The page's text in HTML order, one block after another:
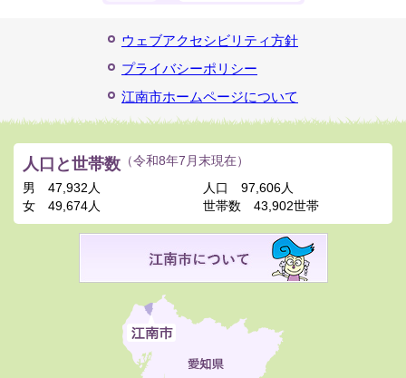
ウェブアクセシビリティ方針
プライバシーポリシー
江南市ホームページについて
人口と世帯数 （令和8年7月末現在）
男
47,932人
女
49,674人
人口
97,606人
世帯数
43,902世帯